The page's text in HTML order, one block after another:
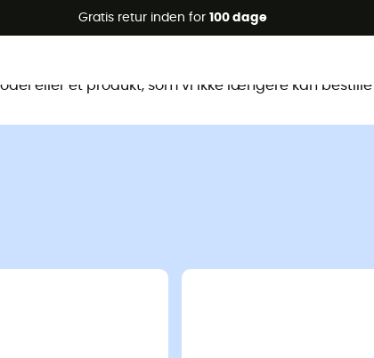
Gratis retur inden for 100 dage
eller et produkt, som vi ikke længere kan